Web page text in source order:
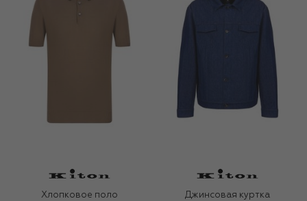
Хлопковое поло
Джинсовая куртка